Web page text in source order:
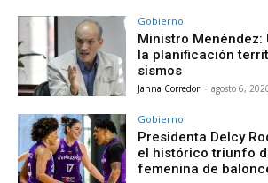
Gobierno
Ministro
la planificación
sismos
Janna Corredor - agosto 6,
Gobierno
Presidenta Delcy
el histórico triunfo
femenina de